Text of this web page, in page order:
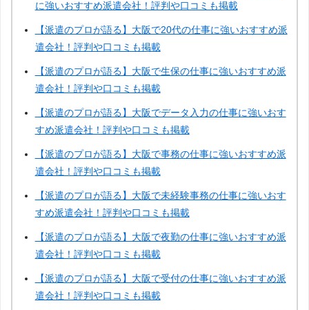
に強いおすすめ派遣会社！評判や口コミも掲載
【派遣のプロが語る】大阪で20代の仕事に強いおすすめ派
遣会社！評判や口コミも掲載
【派遣のプロが語る】大阪で生保の仕事に強いおすすめ派
遣会社！評判や口コミも掲載
【派遣のプロが語る】大阪でデータ入力の仕事に強いおす
すめ派遣会社！評判や口コミも掲載
【派遣のプロが語る】大阪で事務の仕事に強いおすすめ派
遣会社！評判や口コミも掲載
【派遣のプロが語る】大阪で未経験事務の仕事に強いおす
すめ派遣会社！評判や口コミも掲載
【派遣のプロが語る】大阪で夜勤の仕事に強いおすすめ派
遣会社！評判や口コミも掲載
【派遣のプロが語る】大阪で受付の仕事に強いおすすめ派
遣会社！評判や口コミも掲載